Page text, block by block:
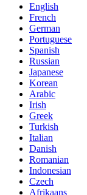
English
French
German
Portuguese
Spanish
Russian
Japanese
Korean
Arabic
Irish
Greek
Turkish
Italian
Danish
Romanian
Indonesian
Czech
Afrikaans